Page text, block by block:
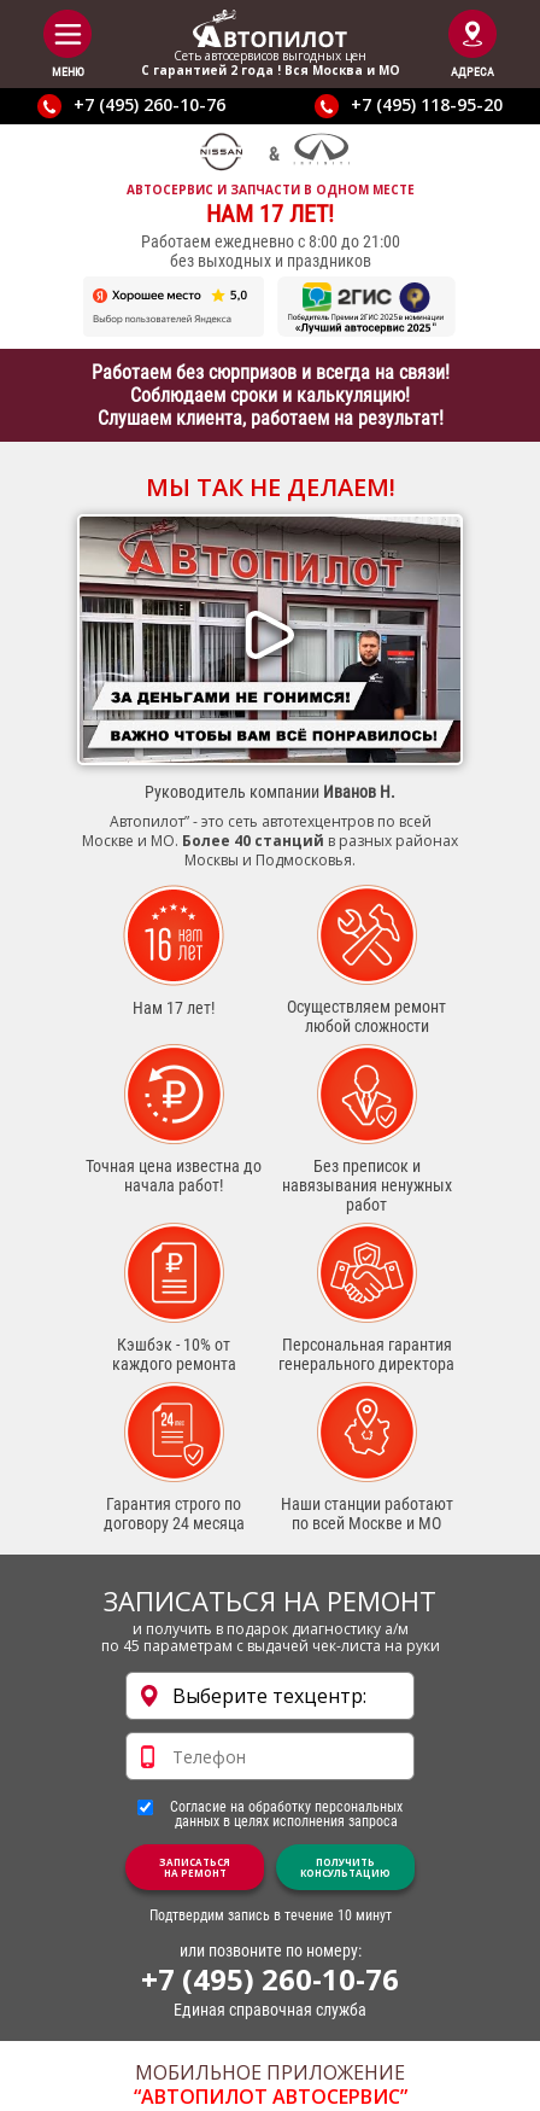
МЕНЮ
Сеть автосервисов выгодныx цен
С гарантией 2 года ! Вся Москва и МО
АДРЕСА
+7 (495) 260-10-76 +7 (495) 118-95-20
АВТОСЕРВИС И ЗАПЧАСТИ В ОДНОМ МЕСТЕ
НАМ 17 ЛЕТ!
Работаем ежедневно с 8:00 до 21:00
без выходных и праздников
Работаем без сюрпризов и всегда на связи!
Соблюдаем сроки и калькуляцию!
Слушаем клиента, работаем на результат!
МЫ ТАК НЕ ДЕЛАЕМ!
Руководитель компании Иванов Н.
Автопилот” - это сеть автотехцентров по всей
Москве и МО. Более 40 станций в разных районах
Москвы и Подмосковья.
Нам 17 лет!
Осуществляем ремонт
любой сложности
Точная цена известна до
начала работ!
Без преписок и
навязывания ненужных
работ
Кэшбэк - 10% от
каждого ремонта
Персональная гарантия
генерального директора
Гарантия строго по
договору 24 месяца
Наши станции работают
по всей Москве и МО
ЗАПИСАТЬСЯ НА РЕМОНТ
и получить в подарок диагностику а/м
по 45 параметрам с выдачей чек-листа на руки
Согласие на обработку персональных
данных в целях исполнения запроса
ЗАПИСАТЬСЯ
НА РЕМОНТ
ПОЛУЧИТЬ
КОНСУЛЬТАЦИЮ
Подтвердим запись в течение 10 минут
или позвоните по номеру:
+7 (495) 260-10-76
Единая справочная служба
МОБИЛЬНОЕ ПРИЛОЖЕНИЕ
“АВТОПИЛОТ АВТОСЕРВИС”